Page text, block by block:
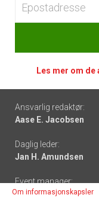
Les mer om de
Footer
-
links
Ansvarlig redaktør:
Aase E. Jacobsen
Daglig leder:
Jan H. Amundsen
Event manager:
Mina Hovden
Om informasjonskapsler